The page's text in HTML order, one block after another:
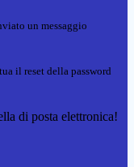
un messaggio
il reset della password
di posta elettronica!